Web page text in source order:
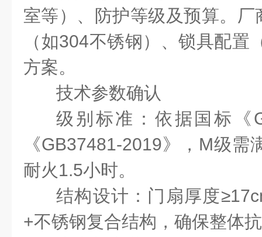
室等）、防护等级及预算。
（如304不锈钢）、锁具配置
方案。
技术参数确认
级别标准：依据国标《
《GB37481-2019》， M级需
耐火1.5小时。
结构设计：门扇厚度≥
+不锈钢复合结构，确保整体